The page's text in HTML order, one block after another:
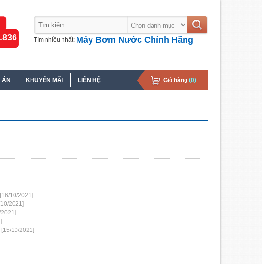
Tìm nhiều nhất: Máy Bơm Nước Chính Hãng
ÁN KHUYẾN MÃI LIÊN HỆ Giỏ hàng (0)
[16/10/2021]
10/2021]
2021]
[15/10/2021]